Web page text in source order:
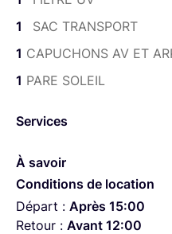
Plage focale : 70‑200
Ouverture constante :
Stabilisation optique
Autofocus rapide et
Netteté et bokeh
Master
1
SAC TRANSPORT
1 CAPUCHONS AV ET
1 PARE SOLEIL
Services
À savoir
Conditions de location
Départ : Après 15:00
Retour : Avant 12:00